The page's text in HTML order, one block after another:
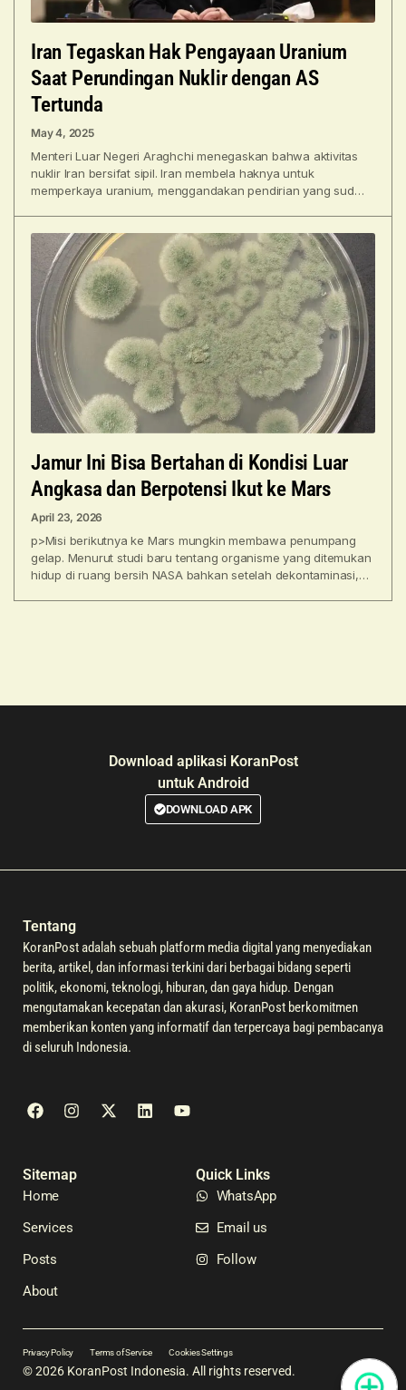
Iran Tegaskan Hak Pengayaan Uranium
Saat Perundingan Nuklir dengan AS
Tertunda
May 4, 2025
Menteri Luar Negeri Araghchi menegaskan bahwa aktivitas
nuklir Iran bersifat sipil. Iran membela haknya untuk
memperkaya uranium, menggandakan pendirian yang sudah
Jamur Ini Bisa Bertahan di Kondisi Luar
Angkasa dan Berpotensi Ikut ke Mars
April 23, 2026
p>Misi berikutnya ke Mars mungkin membawa penumpang
gelap. Menurut studi baru tentang organisme yang ditemukan
hidup di ruang bersih NASA bahkan setelah dekontaminasi,
Download aplikasi KoranPost
untuk Android
DOWNLOAD APK
Tentang
KoranPost adalah sebuah platform media digital yang menyediakan
berita, artikel, dan informasi terkini dari berbagai bidang seperti
politik, ekonomi, teknologi, hiburan, dan gaya hidup. Dengan
mengutamakan kecepatan dan akurasi, KoranPost berkomitmen
memberikan konten yang informatif dan terpercaya bagi pembacanya
di seluruh Indonesia.
Sitemap
Home
Services
Posts
About
Quick Links
WhatsApp
Email us
Follow
© 2026 KoranPost Indonesia. All rights reserved.
Privacy Policy Terms of Service Cookies Settings